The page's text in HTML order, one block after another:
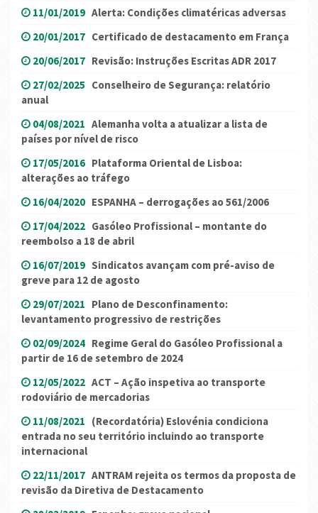
11/01/2019 Alerta: Condições climatéricas adversas
20/01/2017 Certificado de destacamento em França
20/06/2017 Revisão: Instruções Escritas ADR 2017
27/02/2025 Conselheiro de Segurança: relatório
anual
04/08/2021 Alemanha volta a atualizar a lista de
países por nível de risco
17/05/2016 Plataforma Oriental de Lisboa:
alterações ao tráfego
16/04/2020 ESPANHA – derrogações ao 561/2006
17/04/2022 Gasóleo Profissional – montante do
reembolso a 18 de abril
16/07/2019 Sindicatos avançam com pré-aviso de
greve para 12 de agosto
29/07/2021 Plano de Desconfinamento:
levantamento progressivo de restrições
02/09/2024 Regime Geral do Gasóleo Profissional a
partir de 16 de setembro de 2024
12/05/2022 ACT – Ação inspetiva ao transporte
rodoviário de mercadorias
11/08/2021 (Recordatória) Eslovénia condiciona
entrada no seu território incluindo ao transporte
internacional
22/11/2017 ANTRAM rejeita os termos da proposta de
revisão da Diretiva de Destacamento